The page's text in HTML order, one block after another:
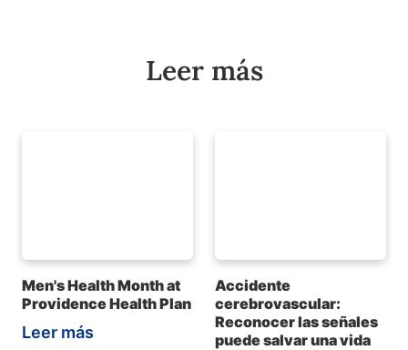
Leer más
Men's Health Month at
Providence Health Plan
Leer más
Accidente
cerebrovascular:
Reconocer las señales
puede salvar una vida